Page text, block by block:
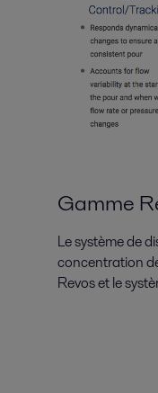
Gamme
Le système de
concentration
Revos et le